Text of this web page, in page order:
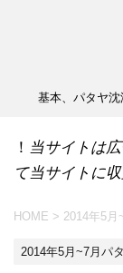
基本、パタヤ沈
！ 当サイトは
て当サイトに
HOME > 2014年5
2014年5月~7月パ